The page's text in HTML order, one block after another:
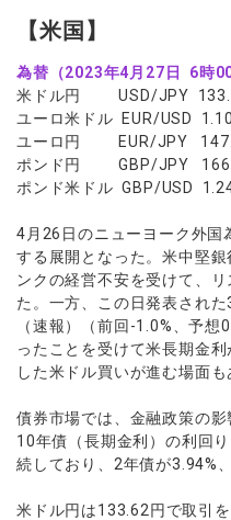
安全性
取引商品
FX（通貨ペア）
現物株式
株式CFD
株価指数CFD
エネルギーCFD
貴金属CFD
ソフトコモディティCFD
NEW
バトルCFD
取引条件
スプレッド・手数料
ゼロカットとロスカット
スワップとロールオーバー
入出金方法
レバレッジ
NEW
約定率
取引時間
取引計算シミュレーター
注文執行ポリシー
経済指標・予測カレンダー
口座
口座の種類
口座タイプ
法人のお客様
ゼロ口座
ウォレット口座
NEW
口座開設
口座開設フォーム
必要書類
開設方法
プラットフォーム
プラットフォーム
MT5
MT4
AXIORYアプリ
AXIORYポータル
ツール
MT4/MT5 ヒストリカルデータ
EA(エキスパートアドバイザー)
日本時間表示インジケータ
ストライク インジケータ
MQLシグナル
NEW
通貨インデックス
パートナー
パートナーシップ・プロ
イントロデュース・パートナープ
特別・VIPプログラム
NEW
ニュース
ニュースリリース
お知らせ
マーケットニュース
コーポレートニュース
キャンペーン
トレードガイド
NEW
企業情報
会社概要
役員紹介
お問合せ
よくあるご質問
日本語
عربى
English
Español
口
法人の
【米国】
為替（2023年4月27日 6時00
米ドル円 USD/JPY
ユーロ米ドル EUR/USD
ユーロ円 EUR/JPY
ポンド円 GBP/JPY
ポンド米ドル GBP/USD
4月26日のニューヨーク外国
する展開となった。米中堅
ンクの経営不安を受けて、
た。一方、この日発表され
（速報）（前回-1.0%、予
ったことを受けて米長期金
した米ドル買いが進む場面も
債券市場では、金融政策の
10年債（長期金利）の利回
続しており、2年債が3.94%
米ドル円は133.62円で取引